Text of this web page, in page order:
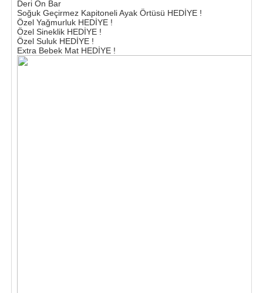
Deri Ön Bar
Soğuk Geçirmez Kapitoneli Ayak Örtüsü HEDİYE !
Özel Yağmurluk HEDİYE !
Özel Sineklik HEDİYE !
Özel Suluk HEDİYE !
Extra Bebek Mat HEDİYE !